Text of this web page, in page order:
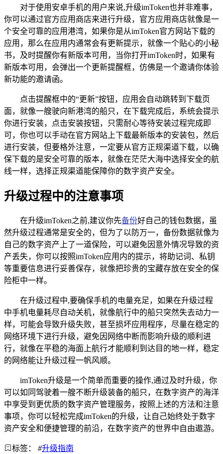
对于使用安卓手机的用户来说,升级imToken也并非难事，
你可以通过官方应用商店来进行升级，官方应用商店就像是一
个安全可靠的应用港湾，如果你是从imToken官方网站下载的
应用，那么在应用内通常会有更新提示，就像一个贴心的小秘
书，及时提醒你有新版本可用，当你打开imToken时，如果有
新版本可用，会弹出一个更新提醒框，仿佛是一个邀请你体验
新功能的邀请函。
点击提醒框中的“更新”按钮，应用会自动跳转到下载页
面，就像一艘驶向新港湾的船只，在下载完成后，系统会提示
你进行安装，点击安装按钮，只需耐心等待安装过程完成即
可，你也可以手动在官方网站上下载最新版本的安装包，然后
进行安装，但要格外注意，一定要从官方正规渠道下载，以确
保下载的是安全可靠的版本，就像在茫茫大海中选择安全的航
线一样，选择正规渠道能保障你的数字资产安全。
升级过程中的注意事项
在升级imToken之前,建议你先备份好自己的钱包数据，虽
然升级过程通常是安全的，但为了以防万一，备份数据就像为
自己的数字资产上了一道保险，可以避免因意外情况导致的资
产丢失，你可以按照imToken应用内的提示，将助记词、私钥
等重要信息进行妥善保存，就像把珍贵的宝藏存放在安全的保
险柜中一样。
在升级过程中,要确保手机的电量充足，如果在升级过程
中手机电量耗尽自动关机，就像航行中的船只突然失去动力一
样，可能会导致升级失败，甚至损坏应用程序，尽量在稳定的
网络环境下进行升级，避免因网络中断而影响升级的顺利进
行，就像在平稳的海面上航行才能顺利到达目的地一样，稳定
的网络能让升级过程一帆风顺。
imToken升级是一个简单而重要的操作,通过及时升级，你
可以如同驾驶着一艘不断升级装备的船只，在数字资产的海洋
中享受到更优质的数字资产管理服务，按照上述的方法和注意
事项，你可以轻松完成imToken的升级，让自己始终处于数字
资产安全和便捷管理的前沿，在数字资产的世界中自由遨游。
标签： #升级指南